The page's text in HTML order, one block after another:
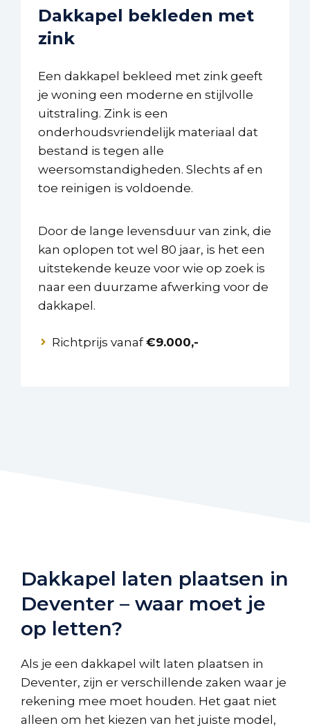
Dakkapel bekleden met
zink
Een dakkapel bekleed met zink geeft
je woning een moderne en stijlvolle
uitstraling. Zink is een
onderhoudsvriendelijk materiaal dat
bestand is tegen alle
weersomstandigheden. Slechts af en
toe reinigen is voldoende.
Door de lange levensduur van zink, die
kan oplopen tot wel 80 jaar, is het een
uitstekende keuze voor wie op zoek is
naar een duurzame afwerking voor de
dakkapel.
Richtprijs vanaf€9.000,-
Dakkapel laten plaatsen in
Deventer – waar moet je
op letten?
Als je een dakkapel wilt laten plaatsen in
Deventer, zijn er verschillende zaken waar je
rekening mee moet houden. Het gaat niet
alleen om het kiezen van het juiste model,